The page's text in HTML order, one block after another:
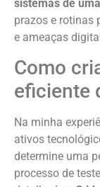
sistemas de
prazos e rotinas
e ameaças
Como
eficiente
Na minha
ativos
determine uma
processo de